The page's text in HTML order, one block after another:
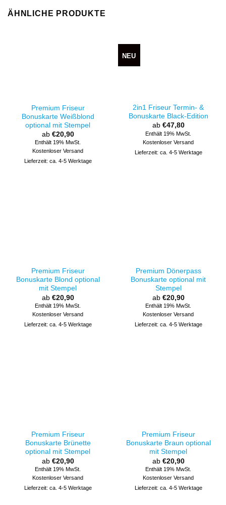
ÄHNLICHE PRODUKTE
Premium Friseur
Bonuskarte Weißblond
optional mit Stempel
ab €20,90
Enthält 19% MwSt.
Kostenloser Versand
Lieferzeit: ca. 4-5 Werktage
NEU
2in1 Friseur Termin- &
Bonuskarte Black-Edition
ab €47,80
Enthält 19% MwSt.
Kostenloser Versand
Lieferzeit: ca. 4-5 Werktage
Premium Friseur
Bonuskarte Blond optional
mit Stempel
ab €20,90
Enthält 19% MwSt.
Kostenloser Versand
Lieferzeit: ca. 4-5 Werktage
Premium Dönerpass
Bonuskarte optional mit
Stempel
ab €20,90
Enthält 19% MwSt.
Kostenloser Versand
Lieferzeit: ca. 4-5 Werktage
Premium Friseur
Bonuskarte Brünette
optional mit Stempel
ab €20,90
Enthält 19% MwSt.
Kostenloser Versand
Lieferzeit: ca. 4-5 Werktage
Premium Friseur
Bonuskarte Braun optional
mit Stempel
ab €20,90
Enthält 19% MwSt.
Kostenloser Versand
Lieferzeit: ca. 4-5 Werktage